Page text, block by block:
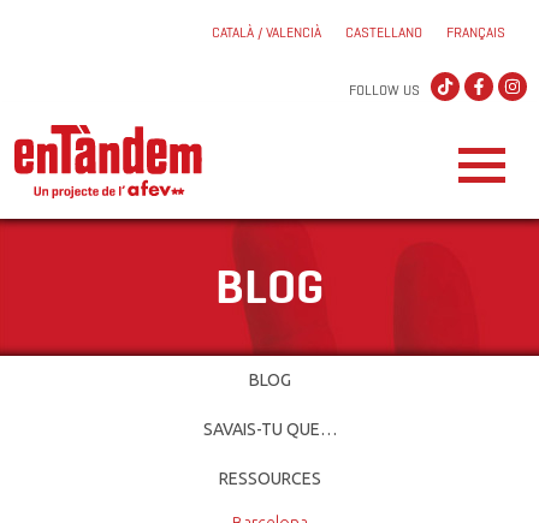
CATALÀ / VALENCIÀ CASTELLANO FRANÇAIS
FOLLOW US
BLOG
BLOG
SAVAIS-TU QUE…
RESSOURCES